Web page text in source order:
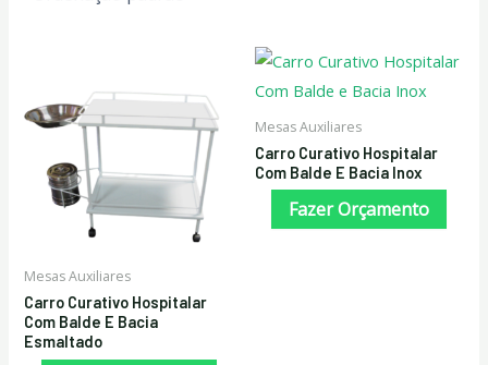
Mesas Auxiliares
Carro Curativo Hospitalar
Com Balde E Bacia
Esmaltado
Mesas Auxiliares
Carro Curativo Hospitalar
Com Balde E Bacia Inox
Fazer Orçamento